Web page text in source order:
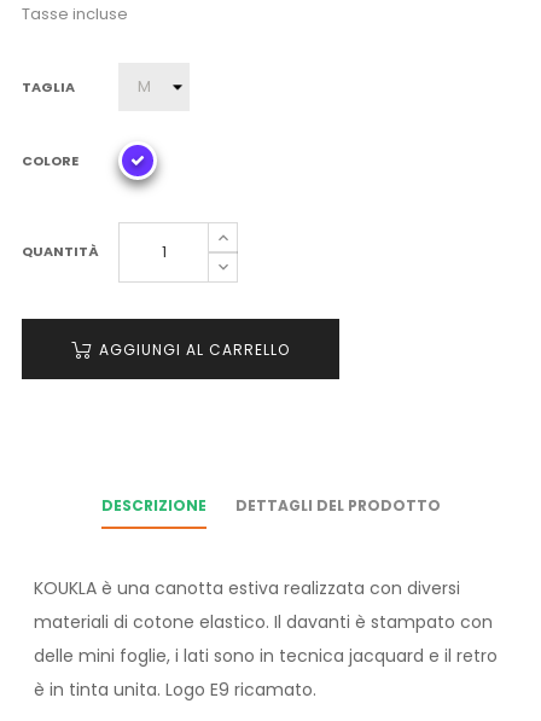
Tasse incluse
TAGLIA
COLORE
QUANTITÀ
AGGIUNGI AL CARRELLO
DESCRIZIONE DETTAGLI DEL PRODOTTO
KOUKLA è una canotta estiva realizzata con diversi
materiali di cotone elastico. Il davanti è stampato con
delle mini foglie, i lati sono in tecnica jacquard e il retro
è in tinta unita. Logo E9 ricamato.